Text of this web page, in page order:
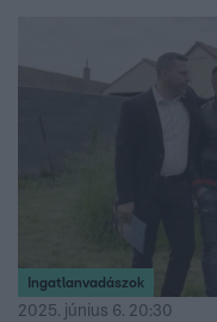
Ingatlanvadászok
2025. június 6. 20:30